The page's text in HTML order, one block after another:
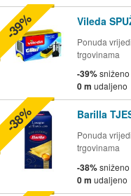
Vileda
Ponuda
trgovinama
-39%sniženo
0 m udaljeno
-39%
Barilla
Ponuda
trgovinama
-38%sniženo
0 m udaljeno
-38%